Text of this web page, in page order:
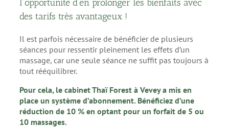
l’opportunité d’en prolonger les bienfaits avec
des tarifs très avantageux !
Il est parfois nécessaire de bénéficier de plusieurs
séances pour ressentir pleinement les effets d’un
massage, car une seule séance ne suffit pas toujours à
tout rééquilibrer.
Pour cela, le cabinet Thaï Forest à Vevey a mis en
place un système d’abonnement. Bénéficiez d’une
réduction de 10 % en optant pour un forfait de 5 ou
10 massages.